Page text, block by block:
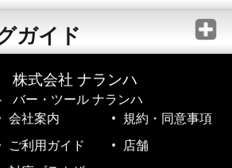
ガイド
株式会社 ナランハ
バー・ツール ナランハ
会社案内
規約・同意事項
ご利用ガイド
店舗